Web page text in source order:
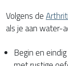
Volgens de
als je aan water-
Begin en